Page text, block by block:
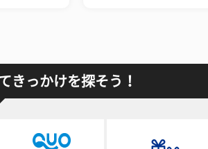
きっかけを探そう！